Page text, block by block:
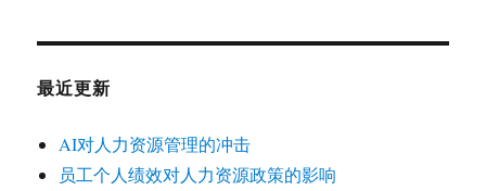
最近更新
AI对人力资源管理的冲击
员工个人绩效对人力资源政策的影响